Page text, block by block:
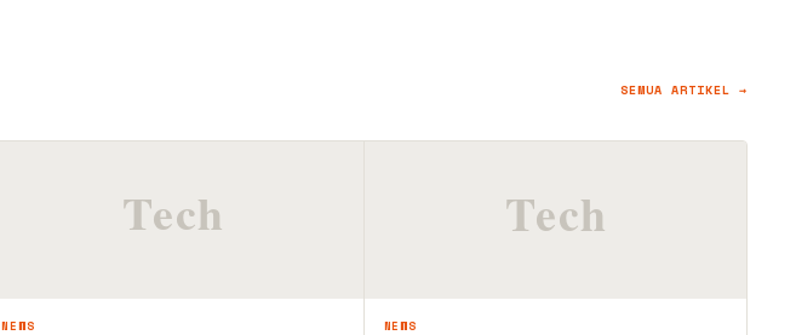
SEMUA ARTIKEL →
NEWS NEWS